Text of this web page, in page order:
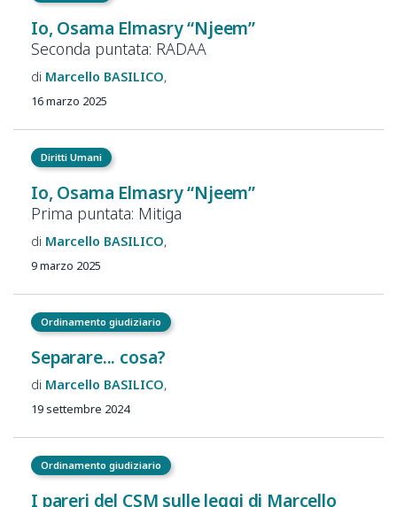
Io, Osama Elmasry “Njeem”
Seconda puntata: RADAA
Marcello BASILICO
16 marzo 2025
Diritti Umani
Io, Osama Elmasry “Njeem”
Prima puntata: Mitiga
Marcello BASILICO
9 marzo 2025
Ordinamento giudiziario
Separare... cosa?
Marcello BASILICO
19 settembre 2024
Ordinamento giudiziario
I pareri del CSM sulle leggi di Marcello